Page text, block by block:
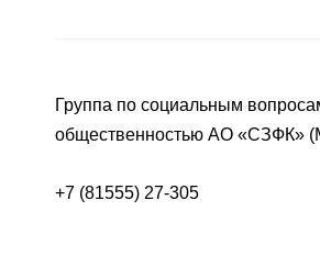
Группа по социальным
общественностью АО «СЗФК»
+7 (81555) 27-305